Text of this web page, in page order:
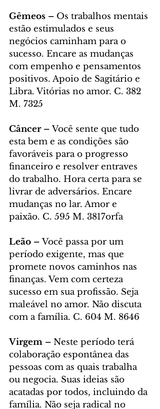
Gêmeos – Os trabalhos mentais
estão estimulados e seus
negócios caminham para o
sucesso. Encare as mudanças
com empenho e pensamentos
positivos. Apoio de Sagitário e
Libra. Vitórias no amor. C. 382
M. 7325
Câncer – Você sente que tudo
esta bem e as condições são
favoráveis para o progresso
financeiro e resolver entraves
do trabalho. Hora certa para se
livrar de adversários. Encare
mudanças no lar. Amor e
paixão. C. 595 M. 3817orfa
Leão – Você passa por um
período exigente, mas que
promete novos caminhos nas
finanças. Vem com certeza
sucesso em sua profissão. Seja
maleável no amor. Não discuta
com a família. C. 604 M. 8646
Virgem – Neste período terá
colaboração espontânea das
pessoas com as quais trabalha
ou negocia. Suas ideias são
acatadas por todos, incluindo da
família. Não seja radical no